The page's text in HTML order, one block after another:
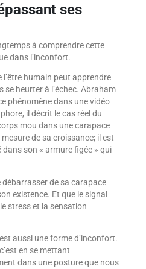
ses
à comprendre cette
dans l’inconfort.
l’être humain peut apprendre
se heurter à l’échec. Abraham
phénomène dans une vidéo
il décrit le cas réel du
mou dans une carapace
de sa croissance; il est
son « armure figée » qui
débarrasser de sa carapace
existence. Et que le signal
stress et la sensation
aussi une forme d’inconfort.
en se mettant
dans une posture que nous